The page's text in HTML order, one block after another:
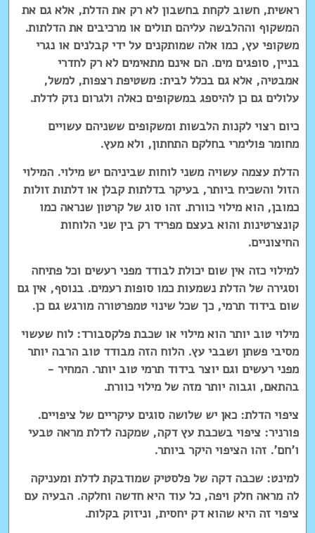
ראשית, חשוב לקחת בחשבון לא רק את הדלת, אלא גם את
המשקוף וההלבשה עליהם תולים או מרכיבים את הדלתות.
משקופי עץ, כמו אלה שמותקנים על ידי קבלנים או נגרי
בניין, סופגים מים. הם אינם מתאימים לא רק לחדרי
אמבטיה, אלא גם בכלל לבית: משטיפת רצפות, למשל,
עלולים גם כן להיספג במשקופים כאלה ולגרום נזק לדלת.
כיום רצוי לקנות הלבשות ומשקופים ששניהם עשויים
מחומר פולימרי בחלקם התחתון, ולא מעץ.
הדלת עצמה עשויה משני לוחות שביניהם יש מילוי. המילוי
הזול והשכיח ביותר, בעיקר בדלתות קבלן או דלתות זולות
כמובן, הוא מילוי כוורת. זהו סוג של קרטון שנראה כמו
קונצרטינות והוא בעצם מפריד רק בין שני הלוחות
החיצוניים.
למילוי כזה אין שום יכולת לבודד מפני רעשים וכל פתיחה
וסגירה של הדלת נשמעות כמו סופות רעמים. בנוסף, אין גם
שום בידוד תרמי, כך שכל שינוי טמפרטורה מורגש גם כן.
מילוי טוב יותר הוא מילוי או שכבת פלקסבורד: לוח שעשוי
מסיבי פשתן ושבבי עץ. הלוח הזה מבודד טוב הרבה יותר
מפני רעשים וגם יוצר בידוד תרמי טוב יותר. המחיר -
בהתאם, וגבוה יותר מזה של מילוי כוורת.
ציפוי הדלת: כאן יש שלושה סוגים עיקריים של ציפויים.
פורניר: ציפוי בשכבת עץ דקה, שמקנה לדלת מראה טבעי
ו'חם'. זהו הציפוי היקר ביותר.
למינט: שכבה דקה של פלסטיק שמודבקת לדלת ומעניקה
לה מראה חלק ויפה, כל עוד היא חדשה וחלקה. הבעיה עם
ציפוי זה היא שהוא דק יחסית, וניזוק בקלות.